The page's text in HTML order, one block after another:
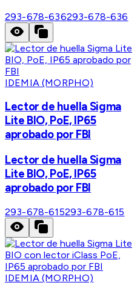
293-678-636293-678-636
IDEMIA (MORPHO)
Lector de huella Sigma
Lite BIO, PoE, IP65
aprobado por FBI
Lector de huella Sigma
Lite BIO, PoE, IP65
aprobado por FBI
293-678-615293-678-615
IDEMIA (MORPHO)